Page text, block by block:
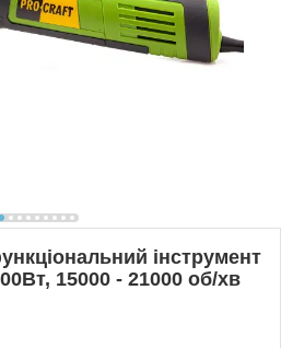
інструмент
15000 - 21000 об/хв